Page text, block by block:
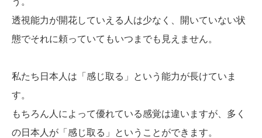
透視能力が開花していえる人は少なく、開いていない状
態でそれに頼っていてもいつまでも見えません。
私たち日本人は「感じ取る」という能力が長けていま
す。
もちろん人によって優れている感覚は違いますが、多く
の日本人が「感じ取る」ということができます。